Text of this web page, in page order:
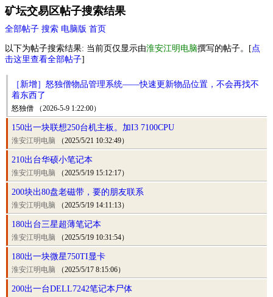
矿坛交易区帖子搜索结果
全部帖子 搜索 电脑版 首页
以下为帖子搜索结果: 当前页仅显示由淮安江明电脑撰写的帖子。[点
击这里查看全部帖子]
［新增］怒独僧物品管理系统——快速更新物品位置，不会再找不
着东西了
怒独僧 （2026-5-9 1:22:00）
150出一块联想250台机主板。加I3 7100CPU
淮安江明电脑 （2025/5/21 10:32:49）
210出台华硕小笔记本
淮安江明电脑 （2025/5/19 15:12:17）
200块出80盘老磁带，要的朋友联系
淮安江明电脑 （2025/5/19 14:11:13）
180出台三星超薄笔记本
淮安江明电脑 （2025/5/19 10:31:54）
180出一块微星750TI显卡
淮安江明电脑 （2025/5/17 8:15:06）
200出一台DELL7242笔记本尸体